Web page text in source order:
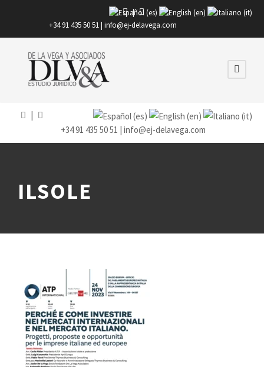
|
+34 91 435 50 51 | info@ej-delavega.com
+34 91 435 50 51 | info@ej-delavega.com
ILSOLE